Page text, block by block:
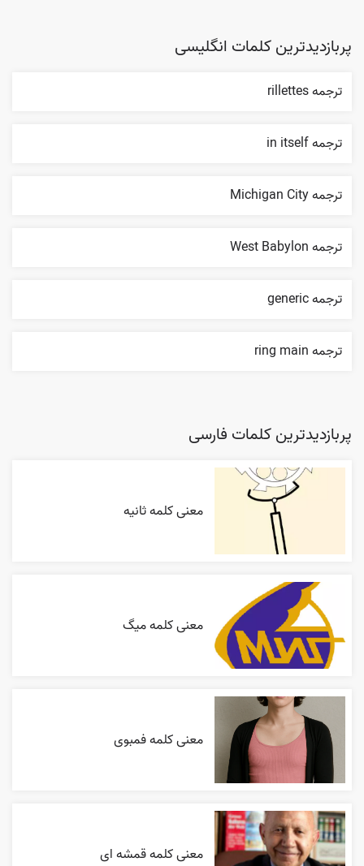
پربازدیدترین کلمات انگلیسی
ترجمه rillettes
ترجمه in itself
ترجمه Michigan City
ترجمه West Babylon
ترجمه generic
ترجمه ring main
پربازدیدترین کلمات فارسی
معنی کلمه ثانیه
معنی کلمه میگ
معنی کلمه فمبوی
معنی کلمه قمشه ای